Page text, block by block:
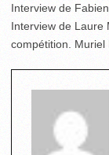
Interview de
Interview de Laure
compétition. Muriel